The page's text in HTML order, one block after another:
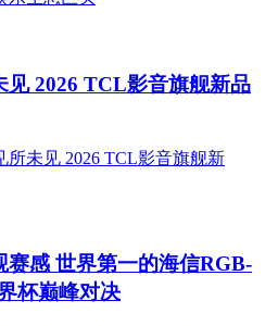
见 2026 TCL影音旗舰新品
赛感 世界第一的海信RGB-
杯巅峰对决